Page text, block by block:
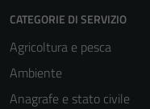
CATEGORIE DI SERVIZIO
Agricoltura e pesca
Ambiente
Anagrafe e stato civile